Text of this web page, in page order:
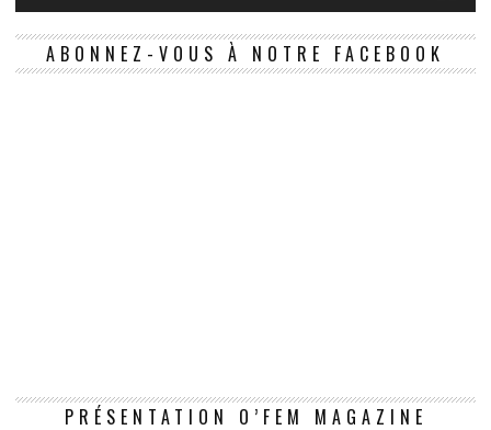
ABONNEZ-VOUS À NOTRE FACEBOOK
PRÉSENTATION O’FEM MAGAZINE